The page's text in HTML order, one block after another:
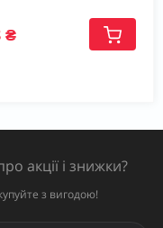
₴
акції і знижки?
з вигодою!